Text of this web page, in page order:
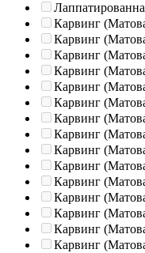
Карвинг
Карвинг
Карвинг
Карвинг
Карвинг
Карвинг
Карвинг
Карвинг
Карвинг
Карвинг
Карвинг
Карвинг
Карвинг
Карвинг
Карвинг